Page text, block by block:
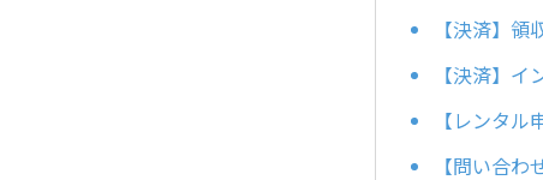
【決済】
【決済】
【レンタ
【問い合